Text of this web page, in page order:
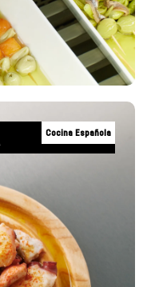
Cocina Española